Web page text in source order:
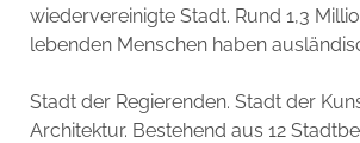
wiedervereinigte Stadt. Rund 1,3
lebenden Menschen haben
Stadt der Regierenden. Stadt der
Architektur. Bestehend aus 12